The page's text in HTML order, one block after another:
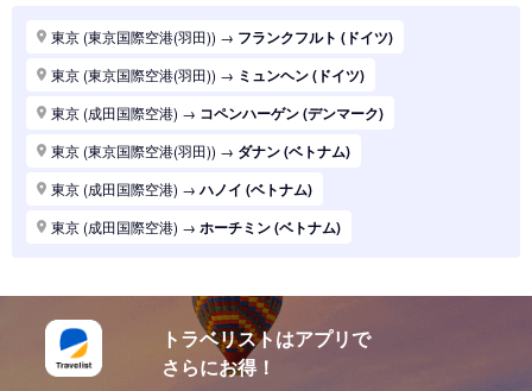
東京 (東京国際空港(羽田)) パリ (フランス)
東京 (東京国際空港(羽田)) ハノイ (ベトナム)
東京 (東京国際空港(羽田)) マニラ (フィリピン)
東京 (東京国際空港(羽田)) シンガポール (シンガポール)
東京 (東京国際空港(羽田)) ロンドン (イギリス(英国))
東京 (東京国際空港(羽田)) ホーチミン (ベトナム)
東京 (東京国際空港(羽田))→台北 (台湾)
東京 (東京国際空港(羽田))→広州 (中国)
東京 (東京国際空港(羽田))→北京 (中国)
東京 (東京国際空港(羽田)) → フランクフルト (ドイツ)
東京 (東京国際空港(羽田)) → ミュンヘン (ドイツ)
東京 (成田国際空港) → コペンハーゲン (デンマーク)
東京 (東京国際空港(羽田)) → ダナン (ベトナム)
東京 (成田国際空港) → ハノイ (ベトナム)
東京 (成田国際空港) → ホーチミン (ベトナム)
東京 (東京国際空港(羽田))→ドーハ (カタール)
東京 (成田国際空港) →ドーハ (カタール)
東京 (成田国際空港) →アブダビ (アラブ首長国)
トラベリストはアプリで
さらにお得！